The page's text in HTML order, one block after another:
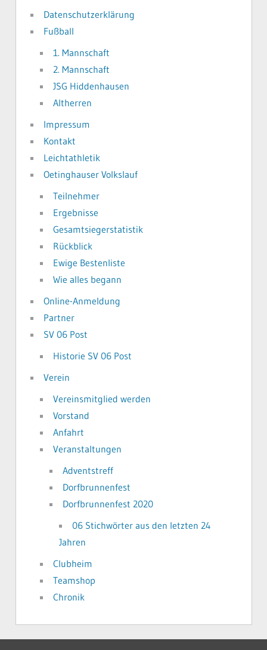
Datenschutzerklärung
Fußball
1. Mannschaft
2. Mannschaft
JSG Hiddenhausen
Altherren
Impressum
Kontakt
Leichtathletik
Oetinghauser Volkslauf
Teilnehmer
Ergebnisse
Gesamtsiegerstatistik
Rückblick
Ewige Bestenliste
Wie alles begann
Online-Anmeldung
Partner
SV 06 Post
Historie SV 06 Post
Verein
Vereinsmitglied werden
Vorstand
Anfahrt
Veranstaltungen
Adventstreff
Dorfbrunnenfest
Dorfbrunnenfest 2020
06 Stichwörter aus den letzten 24
Jahren
Clubheim
Teamshop
Chronik